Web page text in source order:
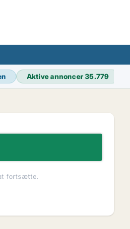
Aktive annoncer35.779
fortsætte.